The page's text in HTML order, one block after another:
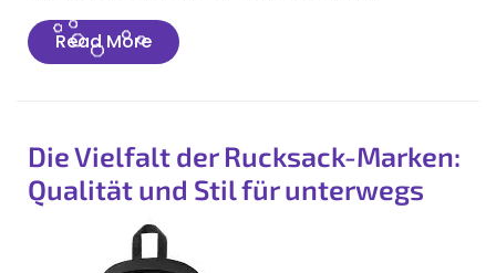
Read MoreRead
More
Die Vielfalt der Rucksack-Marken:
Qualität und Stil für unterwegs